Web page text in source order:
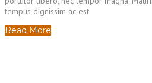
tempus dignissim ac est.
Read More